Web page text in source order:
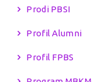
Prodi PBSI
Profil Alumni
Profil FPBS